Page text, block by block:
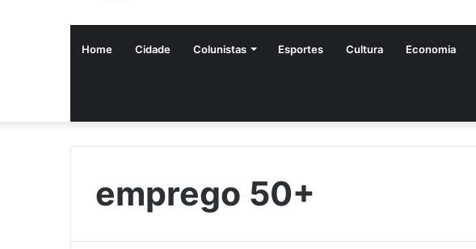
Home Cidade Colunistas Esportes Cultura Economia
emprego 50+